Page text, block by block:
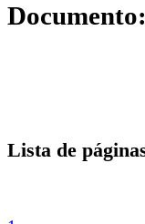
Lista de